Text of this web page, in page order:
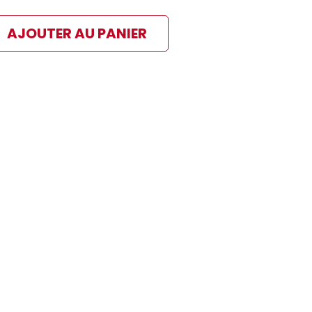
AJOUTER AU PANIER
sélectionné